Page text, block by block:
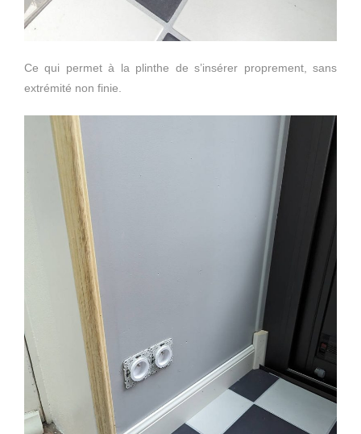
Ce qui permet à la plinthe de s’insérer proprement, sans
extrémité non finie.